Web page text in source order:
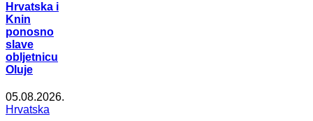
Hrvatska i
Knin
ponosno
slave
obljetnicu
Oluje
05.08.2026.
Hrvatska